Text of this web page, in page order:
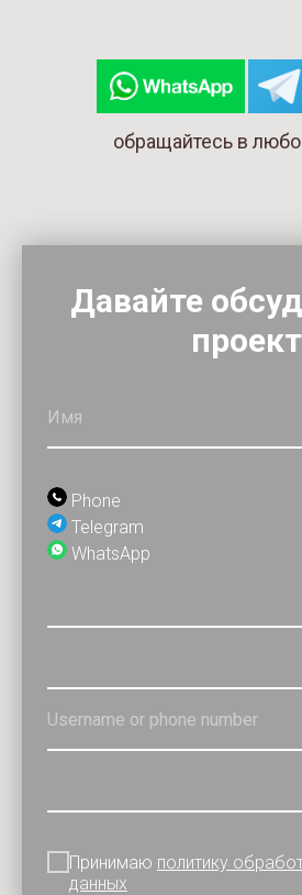
обращайтесь в
Давайте
проект
Phone
Telegram
WhatsApp
Принимаю политику
данных